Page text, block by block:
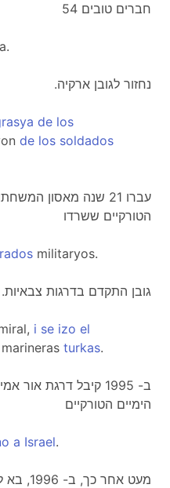
חברים טובים 54
.נחזור לגובן ארקיה
de los
de los soldados
הטורקיים ששרדו
militaryos.
.גובן התקדם בדרגות צבאיות
i se izo el
marineras turkas.
הימיים הטורקיים
a Israel.
.מעט אחר כך, ב- 1996, בא לישראל